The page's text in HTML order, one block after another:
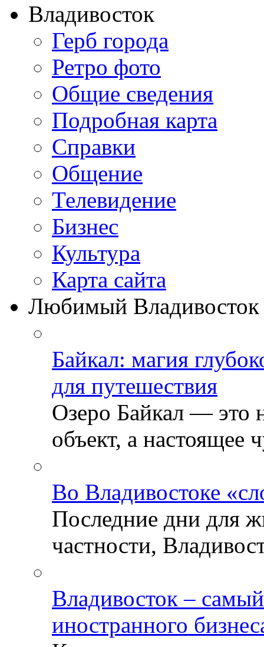
Владивосток
Герб города
Ретро фото
Общие сведения
Подробная карта
Справки
Общение
Телевидение
Бизнеc
Культура
Карта сайта
Любимый Владивосток
Байкал: магия
для путешествия
Озеро Байкал — это
объект, а настоящее
Во Владивостоке
Последние дни для
частности,
Владивосток –
иностранного